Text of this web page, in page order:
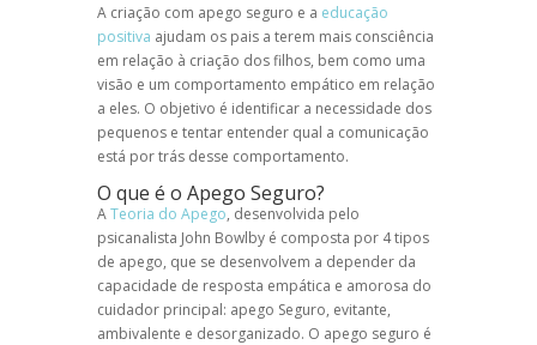
A criação com apego seguro e a educação
positiva ajudam os pais a terem mais consciência
em relação à criação dos filhos, bem como uma
visão e um comportamento empático em relação
a eles. O objetivo é identificar a necessidade dos
pequenos e tentar entender qual a comunicação
está por trás desse comportamento.
O que é o Apego Seguro?
ATeoria do Apego, desenvolvida pelo
psicanalista John Bowlby é composta por 4 tipos
de apego, que se desenvolvem a depender da
capacidade de resposta empática e amorosa do
cuidador principal: apego Seguro, evitante,
ambivalente e desorganizado. O apego seguro é